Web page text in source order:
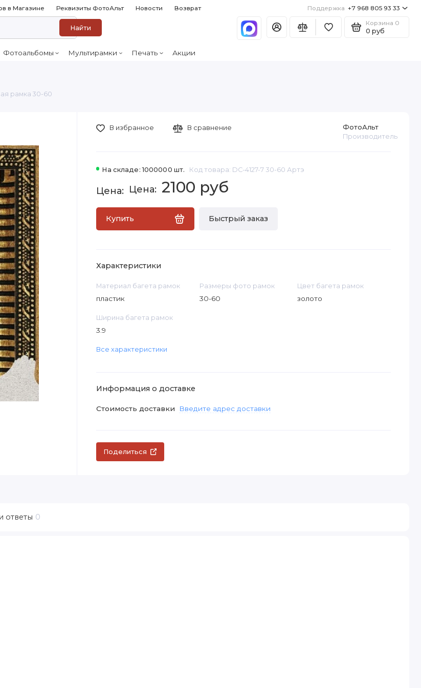
в Магазине Реквизиты ФотоАльт Новости Возврат Поддержка +7 968 805 93 33
Найти
Корзина 0
0 руб
Фотоальбомы Мультирамки Печать Акции
рамка 30-60
На складе: 1000000 шт. Код товара: DC-4127-7 30-60 Артэ
ФотоАльт
Производитель
2100 руб
Купить Быстрый заказ
В избранное В сравнение
Характеристики
Материал багета рамок
пластик
Размеры фото рамок
30-60
Цвет багета рамок
золото
Ширина багета рамок
3.9
Все характеристики
Информация о доставке
Стоимость доставки Введите адрес доставки
Поделиться
ответы 0